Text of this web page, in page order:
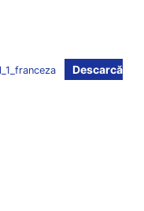
Descarcă